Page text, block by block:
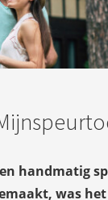
handmatig
was